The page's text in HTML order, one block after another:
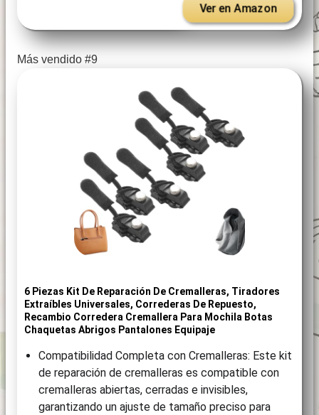
Ver en Amazon
Más vendido #9
6 Piezas Kit De Reparación De Cremalleras, Tiradores
Extraíbles Universales, Correderas De Repuesto,
Recambio Corredera Cremallera Para Mochila Botas
Chaquetas Abrigos Pantalones Equipaje
Compatibilidad Completa con Cremalleras: Este kit
de reparación de cremalleras es compatible con
cremalleras abiertas, cerradas e invisibles,
garantizando un ajuste de tamaño preciso para